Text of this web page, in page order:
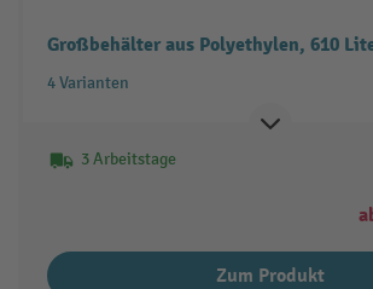
Großbehälter aus Polyethylen, 610
4 Varianten
3 Arbeitstage
Zum Produkt